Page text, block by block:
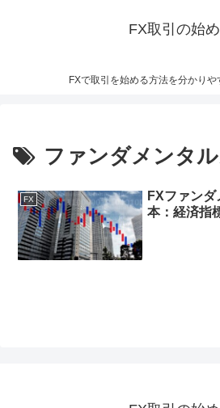
FX取引の始
FXで取引を始める方法を分かりや
ファンダメンタ
FX
FXファン
本：経済指